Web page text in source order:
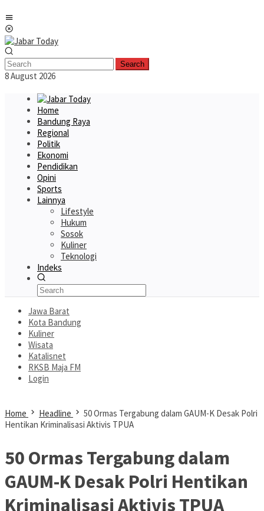
to
content
Search
8 August 2026
Home
Bandung Raya
Regional
Politik
Ekonomi
Pendidikan
Opini
Sports
Lainnya
Lifestyle
Hukum
Sosok
Kuliner
Teknologi
Indeks
Jawa Barat
Kota Bandung
Kuliner
Wisata
Katalisnet
RKSB Maja FM
Login
Home Headline
50 Ormas Tergabung dalam GAUM-K Desak Polri
Hentikan Kriminalisasi Aktivis TPUA
50 Ormas Tergabung dalam
GAUM-K Desak Polri Hentikan
Kriminalisasi Aktivis TPUA